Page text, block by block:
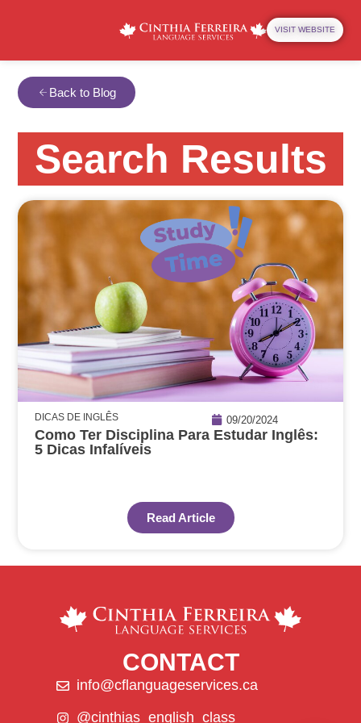
VISIT WEBSITE
Back to Blog
Search Results
DICAS DE INGLÊS 09/20/2024
Como Ter Disciplina Para Estudar Inglês:
5 Dicas Infalíveis
Read Article
CONTACT
info@cflanguageservices.ca
@cinthias_english_class